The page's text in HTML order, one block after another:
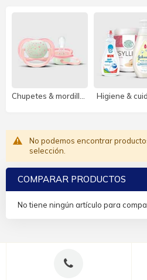
Higiene &
No podemos encontrar
selección.
COMPARAR PRODUCTOS
No tiene ningún artículo para